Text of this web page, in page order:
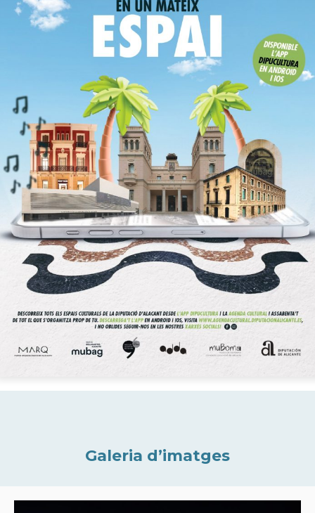
Galeria d’imatges